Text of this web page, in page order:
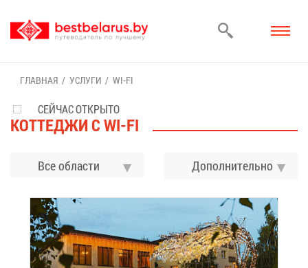
ГЛАВ­НАЯ УСЛУ­ГИ WI-FI
КОТ­ТЕ­ДЖИ С WI-FI
Все области До­пол­ни­тель­но
СЕЙЧАС ОТКРЫТО